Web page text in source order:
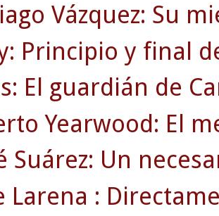
Vázquez: Su
Principio y final
El guardián de
Yearwood: El
Suárez: Un
Larena :